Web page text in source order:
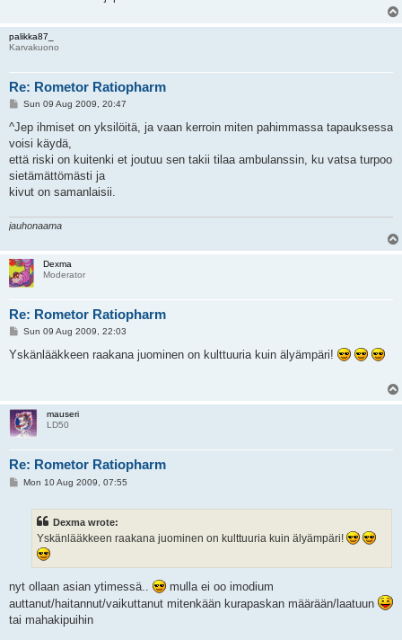
palikka87_
Karvakuono
Re: Rometor Ratiopharm
P
s
Sun 09 Aug 2009, 20:47
^Jep ihmiset on yksilöitä, ja vaan kerroin miten pahimmassa tapauksessa
voisi käydä,
että riski on kuitenki et joutuu sen takii tilaa ambulanssin, ku vatsa turpoo
sietämättömästi ja
kivut on samanlaisii.
jauhonaama
Dexma
Moderator
Re: Rometor Ratiopharm
P
s
Sun 09 Aug 2009, 22:03
Yskänlääkkeen raakana juominen on kulttuuria kuin älyämpäri!
mauseri
LD50
Re: Rometor Ratiopharm
PMon 10 Aug 2009, 07:55
Dexma wrote:
Yskänlääkkeen raakana juominen on kulttuuria kuin älyämpäri!
nyt ollaan asian ytimessä..
mulla ei oo imodium
auttanut/haitannut/vaikuttanut mitenkään kurapaskan määrään/laatuun
tai mahakipuihin